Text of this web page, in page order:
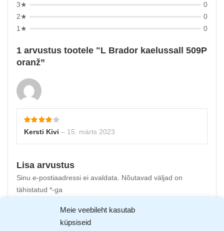
Meie veebileht kasutab
küpsiseid
3★
0
2★
0
1★
0
1 arvustus tootele
L Brador kaelussall 509P
oranž
Kersti Kivi – 15. märts 2023
Lisa arvustus
Sinu e-postiaadressi ei avaldata.
Nõutavad väljad on
tähistatud *-ga
Sinu arvustus*